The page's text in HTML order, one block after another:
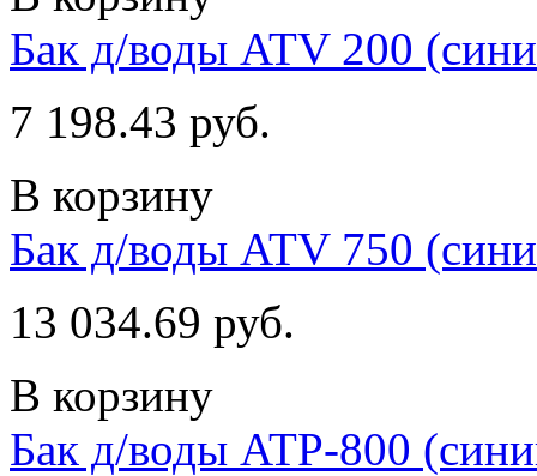
Бак д/воды ATV 200
7 198.43 руб.
В корзину
Бак д/воды ATV 750
13 034.69 руб.
В корзину
Бак д/воды ATP-800